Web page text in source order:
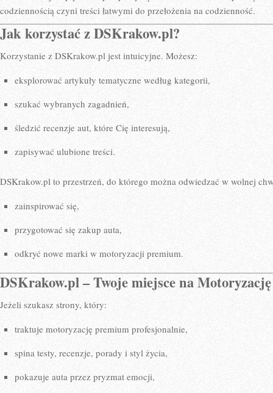
codziennością czyni treści łatwymi do przełożenia na codzienność.
Jak korzystać z DSKrakow.pl?
Korzystanie z DSKrakow.pl jest intuicyjne. Możesz:
eksplorować artykuły tematyczne według kategorii,
szukać wybranych zagadnień,
śledzić recenzje aut, które Cię interesują,
zapisywać ulubione treści.
DSKrakow.pl to przestrzeń, do którego można odwiedzać w wolnej
zainspirować się,
przygotować się zakup auta,
odkryć nowe marki w motoryzacji premium.
DSKrakow.pl – Twoje miejsce na
Jeżeli szukasz strony, który:
traktuje motoryzację premium profesjonalnie,
spina testy, recenzje, porady i styl życia,
pokazuje auta przez pryzmat emocji,